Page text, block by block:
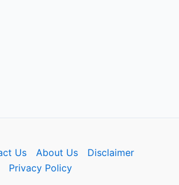
Us About Us
Disclaimer
Privacy Policy